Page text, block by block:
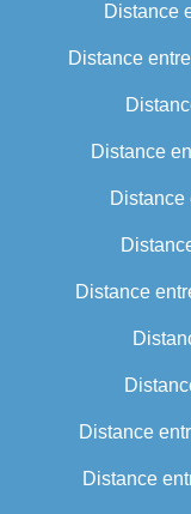
Distance
Distance entre
Distance
Distance
Distance
Distance
Distance